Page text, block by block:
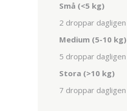
Små (<5 kg)
2 droppar dagligen
Medium (5-10 kg)
5 droppar dagligen
Stora (>10 kg)
7 droppar dagligen